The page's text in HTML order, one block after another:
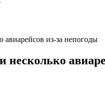
авиарейсов из-за непогоды
несколько